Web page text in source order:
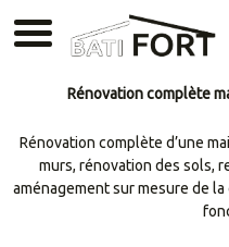
Rénovation complète
Rénovation complète d’une
murs, rénovation des sols,
aménagement sur mesure de